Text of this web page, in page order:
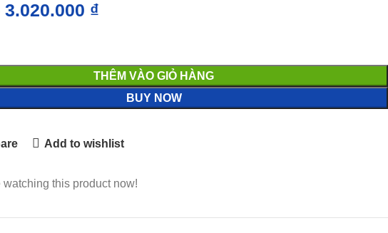
3.020.000 ₫
THÊM VÀO GIỎ HÀNG
BUY NOW
Add to wishlist
watching this product now!